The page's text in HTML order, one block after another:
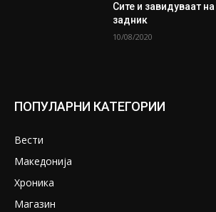
Сите и завидуваат
задник
10/08/2020
ПОПУЛАРНИ КАТЕГОРИИ
Вести
Македонија
Хроника
Магазин